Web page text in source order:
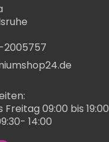
2005757
09:00 bis 19:00
14:00